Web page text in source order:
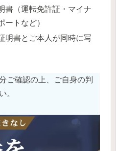
書（運転免許証・マイナ
ートなど）
明書とご本人が同時に写
ご確認の上、ご自身の判
。